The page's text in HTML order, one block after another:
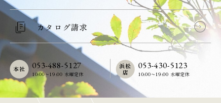
カタログ請求
053-488-5127
10:00〜19:00 水曜定休
本社 053-430-5123
10:00〜19:00 水曜定休
浜松
店